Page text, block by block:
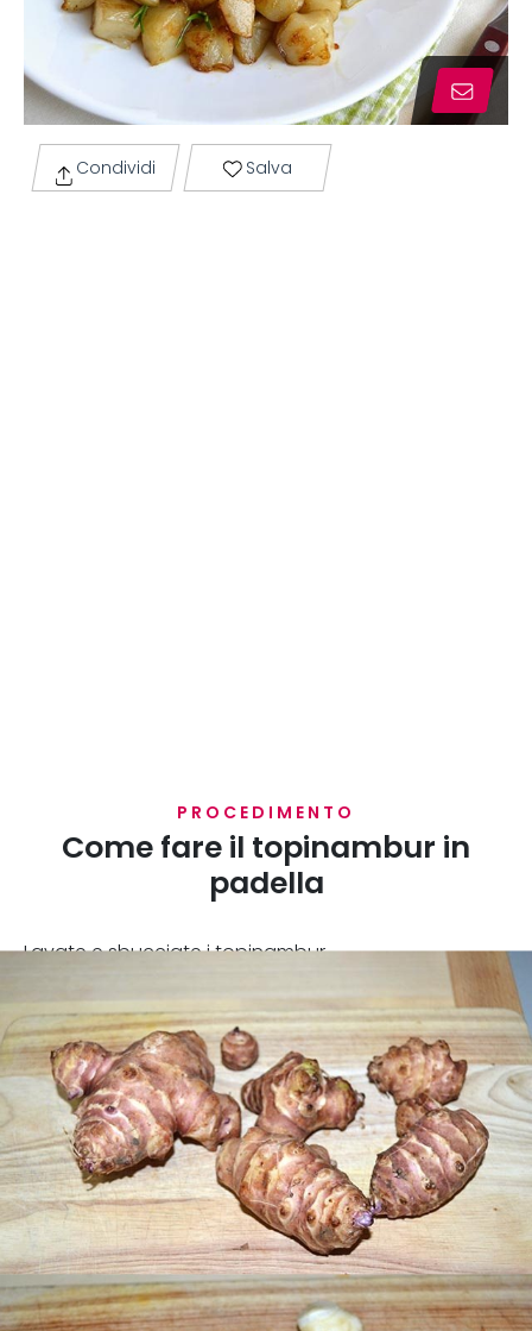
Condividi Salva
PROCEDIMENTO
Come fare il topinambur in
padella
Lavate e sbucciate i topinambur